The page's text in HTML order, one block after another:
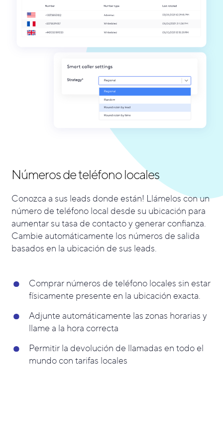
Números de teléfono locales
Conozca a sus leads donde están! Llámelos con un
número de teléfono local desde su ubicación para
aumentar su tasa de contacto y generar confianza.
Cambie automáticamente los números de salida
basados en la ubicación de sus leads.
Comprar números de teléfono locales sin estar
físicamente presente en la ubicación exacta.
Adjunte automáticamente las zonas horarias y
llame a la hora correcta
Permitir la devolución de llamadas en todo el
mundo con tarifas locales